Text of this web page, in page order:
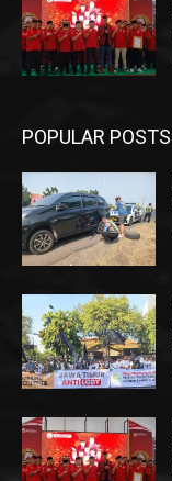
POPULAR POSTS